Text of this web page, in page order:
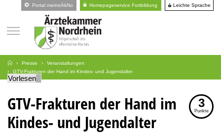
Portal meineÄkNo Homepageservice Fortbildung Leichte Sprache
Presse
Veranstaltungen
GTV-Frakturen der Hand im Kindes- und Jugendalter
Vorlesen
GTV-Frakturen der Hand im
Kindes- und Jugendalter
3
Punkte